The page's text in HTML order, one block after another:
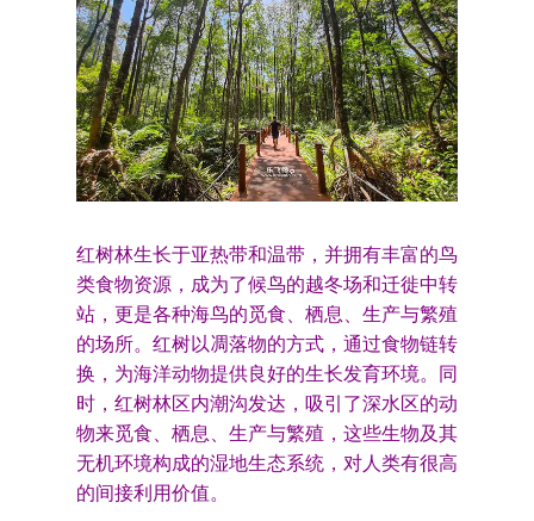
红树林生长于亚热带和温带，并拥有丰富的鸟
类食物资源，成为了候鸟的越冬场和迁徙中转
站，更是各种海鸟的觅食、栖息、生产与繁殖
的场所。红树以凋落物的方式，通过食物链转
换，为海洋动物提供良好的生长发育环境。同
时，红树林区内潮沟发达，吸引了深水区的动
物来觅食、栖息、生产与繁殖，这些生物及其
无机环境构成的湿地生态系统，对人类有很高
的间接利用价值。